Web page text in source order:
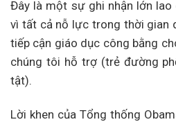
Đây là một sự ghi nhận lớn
vì tất cả nỗ lực trong thời gian
tiếp cận giáo dục công bằng
chúng tôi hỗ trợ (trẻ đường
tật).
Lời khen của Tổng thống